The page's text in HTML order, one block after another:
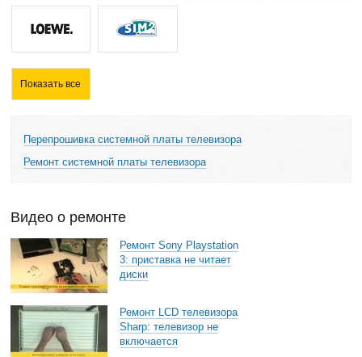
Показать все
Перепрошивка системной платы телевизора
Ремонт системной платы телевизора
Видео о ремонте
Ремонт Sony Playstation
3: приставка не читает
диски
Ремонт LCD телевизора
Sharp: телевизор не
включается